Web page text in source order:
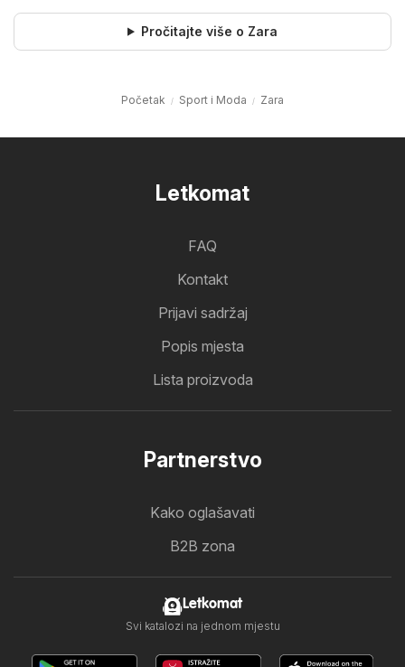
Pročitajte više o Zara
Početak Sport i Moda Zara
Letkomat
FAQ
Kontakt
Prijavi sadržaj
Popis mjesta
Lista proizvoda
Partnerstvo
Kako oglašavati
B2B zona
Letkomat
Svi katalozi na jednom mjestu